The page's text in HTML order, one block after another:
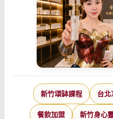
新竹頌缽課程 台北
餐飲加盟 新竹身心